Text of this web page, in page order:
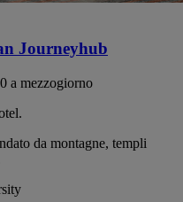
Journeyhub
a mezzogiorno
da montagne, templi